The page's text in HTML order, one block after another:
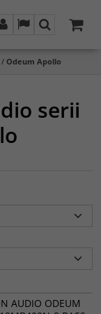
Panel LangSzukaj
/ Odeum Apollo
serii
AUDIO ODEUM